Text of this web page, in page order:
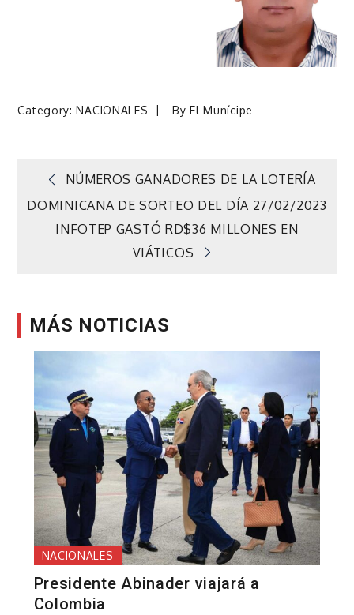
Category:NACIONALES ByEl Munícipe
Navegación
de
NÚMEROS GANADORES DE LA LOTERÍA
DOMINICANA DE SORTEO DEL DÍA 27/02/2023
INFOTEP GASTÓ RD$36 MILLONES EN
VIÁTICOS
MÁS NOTICIAS
NACIONALES
Presidente Abinader viajará a
Colombia